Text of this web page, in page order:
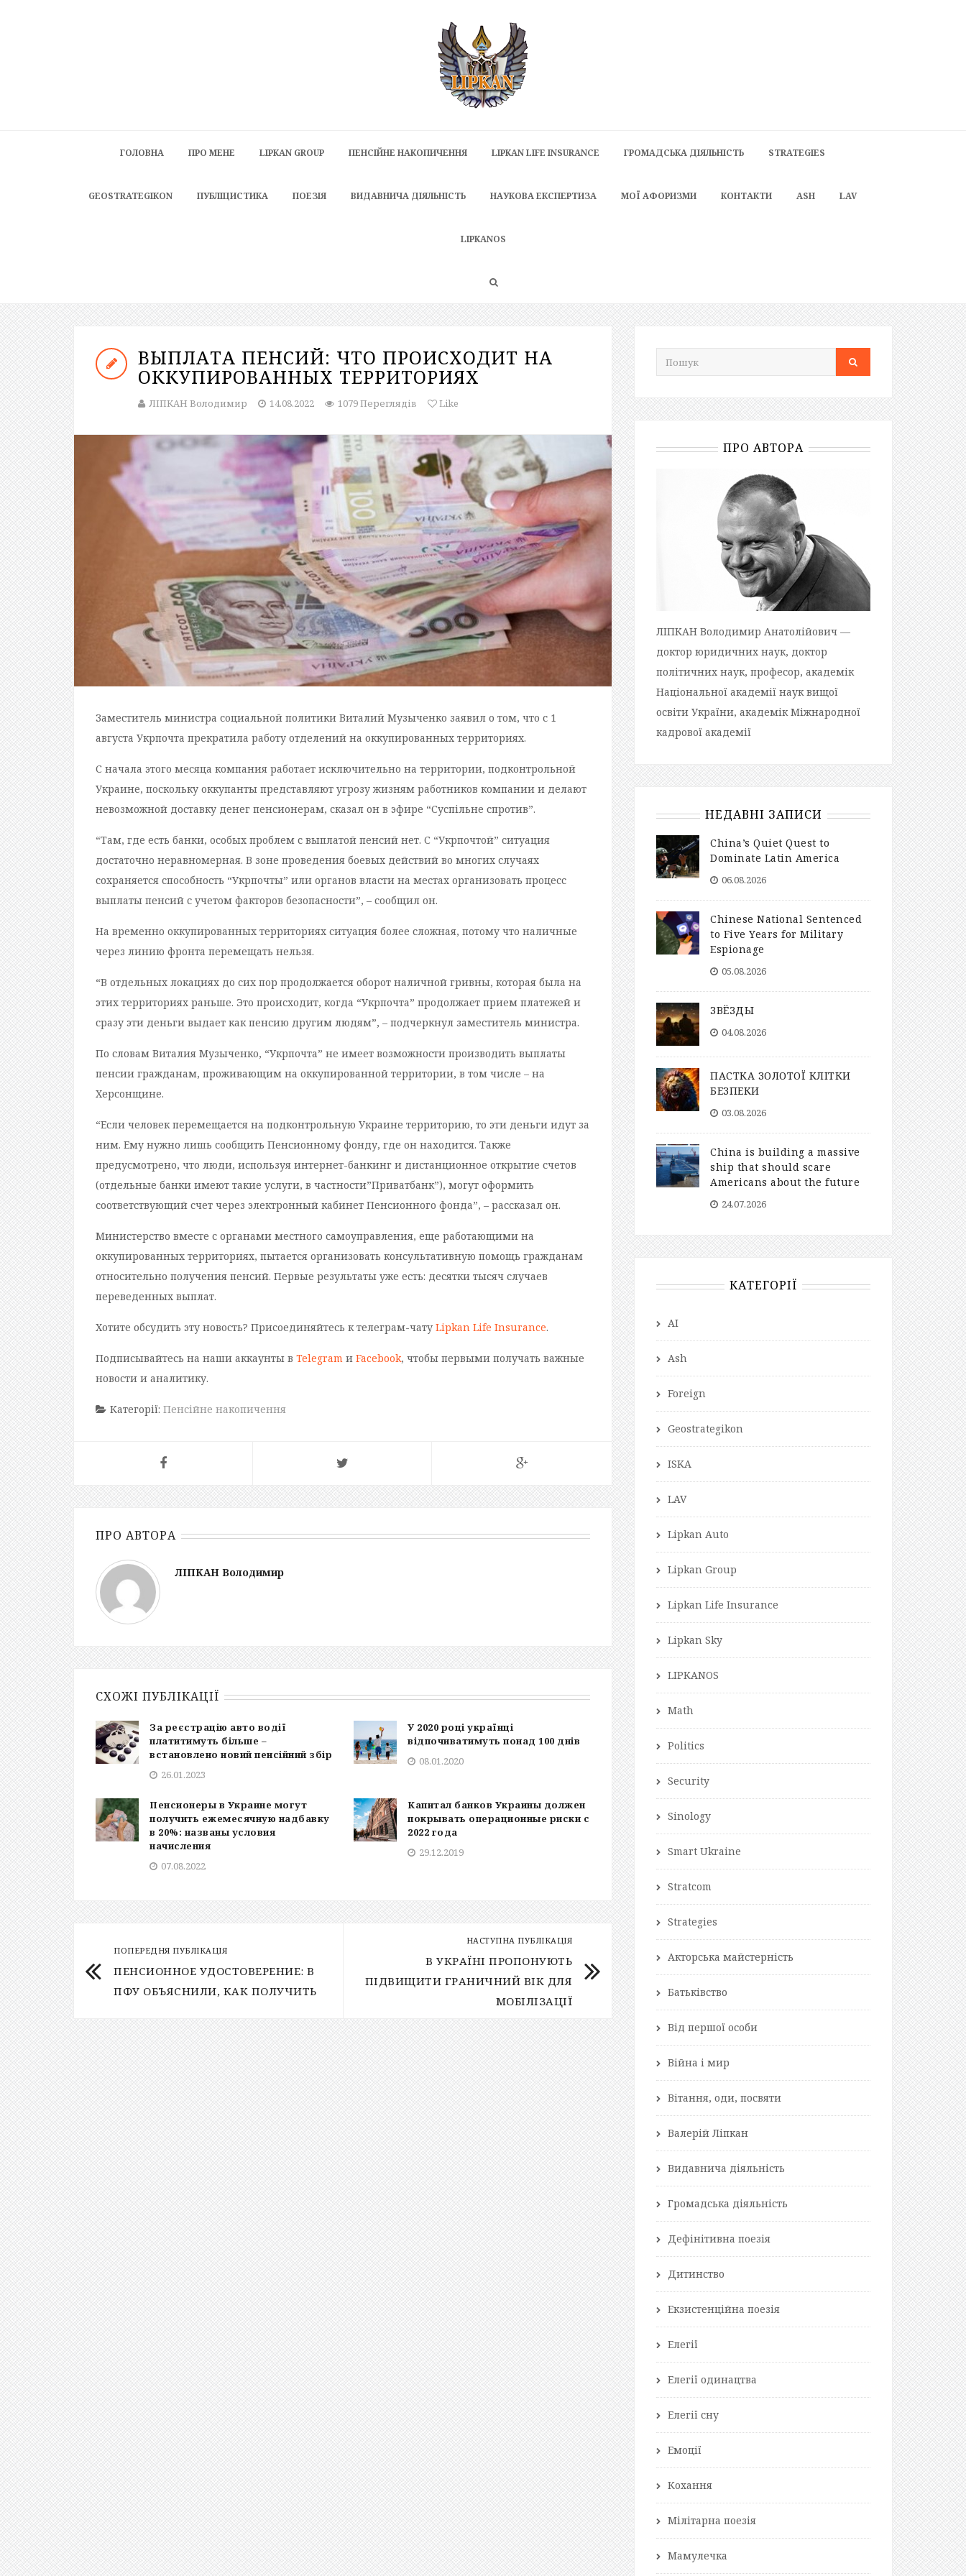
ГОЛОВНА ПРО МЕНЕ LIPKAN GROUP ПЕНСІЙНЕ НАКОПИЧЕННЯ LIPKAN LIFE INSURANCE ГРОМАДСЬКА ДІЯЛЬНІСТЬ STRATEGIES
GEOSTRATEGIKON ПУБЛІЦИСТИКА ПОЕЗІЯ ВИДАВНИЧА ДІЯЛЬНІСТЬ НАУКОВА ЕКСПЕРТИЗА МОЇ АФОРИЗМИ КОНТАКТИ ASH LAV
LIPKANOS
ВЫПЛАТА ПЕНСИЙ: ЧТО ПРОИСХОДИТ НА
ОККУПИРОВАННЫХ ТЕРРИТОРИЯХ
ЛІПКАН Володимир 14.08.2022 1079 Переглядів Like
Заместитель министра социальной политики Виталий Музыченко заявил о том, что с 1
августа Укрпочта прекратила работу отделений на оккупированных территориях.
С начала этого месяца компания работает исключительно на территории, подконтрольной
Украине, поскольку оккупанты представляют угрозу жизням работников компании и делают
невозможной доставку денег пенсионерам, сказал он в эфире “Суспільне спротив”.
“Там, где есть банки, особых проблем с выплатой пенсий нет. С “Укрпочтой” ситуация
достаточно неравномерная. В зоне проведения боевых действий во многих случаях
сохраняется способность “Укрпочты” или органов власти на местах организовать процесс
выплаты пенсий с учетом факторов безопасности”, – сообщил он.
На временно оккупированных территориях ситуация более сложная, потому что наличные
через линию фронта перемещать нельзя.
“В отдельных локациях до сих пор продолжается оборот наличной гривны, которая была на
этих территориях раньше. Это происходит, когда “Укрпочта” продолжает прием платежей и
сразу эти деньги выдает как пенсию другим людям”, – подчеркнул заместитель министра.
По словам Виталия Музыченко, “Укрпочта” не имеет возможности производить выплаты
пенсии гражданам, проживающим на оккупированной территории, в том числе – на
Херсонщине.
“Если человек перемещается на подконтрольную Украине территорию, то эти деньги идут за
ним. Ему нужно лишь сообщить Пенсионному фонду, где он находится. Также
предусмотрено, что люди, используя интернет-банкинг и дистанционное открытие счетов
(отдельные банки имеют такие услуги, в частности”Приватбанк”), могут оформить
соответствующий счет через электронный кабинет Пенсионного фонда”, – рассказал он.
Министерство вместе с органами местного самоуправления, еще работающими на
оккупированных территориях, пытается организовать консультативную помощь гражданам
относительно получения пенсий. Первые результаты уже есть: десятки тысяч случаев
переведенных выплат.
Хотите обсудить эту новость? Присоединяйтесь к телеграм-чату Lipkan Life Insurance.
Подписывайтесь на наши аккаунты в Telegram и Facebook, чтобы первыми получать важные
новости и аналитику.
Категорії: Пенсійне накопичення
ПРО АВТОРА
ЛІПКАН Володимир
СХОЖІ ПУБЛІКАЦІЇ
За реєстрацію авто водії
платитимуть більше –
встановлено новий пенсійний збір
26.01.2023
У 2020 році українці
відпочиватимуть понад 100 днів
08.01.2020
Пенсионеры в Украине могут
получить ежемесячную надбавку
в 20%: названы условия
начисления
07.08.2022
Капитал банков Украины должен
покрывать операционные риски с
2022 года
29.12.2019
ПОПЕРЕДНЯ ПУБЛІКАЦІЯ
ПЕНСИОННОЕ УДОСТОВЕРЕНИЕ: В
ПФУ ОБЪЯСНИЛИ, КАК ПОЛУЧИТЬ
НАСТУПНА ПУБЛІКАЦІЯ
В УКРАЇНІ ПРОПОНУЮТЬ
ПІДВИЩИТИ ГРАНИЧНИЙ ВІК ДЛЯ
МОБІЛІЗАЦІЇ
ПРО АВТОРА
ЛІПКАН Володимир Анатолійович —
доктор юридичних наук, доктор
політичних наук, професор, академік
Національної академії наук вищої
освіти України, академік Міжнародної
кадрової академії
НЕДАВНІ ЗАПИСИ
China’s Quiet Quest to
Dominate Latin America
06.08.2026
Chinese National Sentenced
to Five Years for Military
Espionage
05.08.2026
ЗВЁЗДЫ
04.08.2026
ПАСТКА ЗОЛОТОЇ КЛІТКИ
БЕЗПЕКИ
03.08.2026
China is building a massive
ship that should scare
Americans about the future
24.07.2026
КАТЕГОРІЇ
AI
Ash
Foreign
Geostrategikon
ISKA
LAV
Lipkan Auto
Lipkan Group
Lipkan Life Insurance
Lipkan Sky
LIPKANOS
Math
Politics
Security
Sinology
Smart Ukraine
Stratcom
Strategies
Акторська майстерність
Батьківство
Від першої особи
Війна і мир
Вітання, оди, посвяти
Валерій Ліпкан
Видавнича діяльність
Громадська діяльність
Дефінітивна поезія
Дитинство
Екзистенційна поезія
Елегії
Елегії одинацтва
Елегії сну
Емоції
Кохання
Мілітарна поезія
Мамулечка